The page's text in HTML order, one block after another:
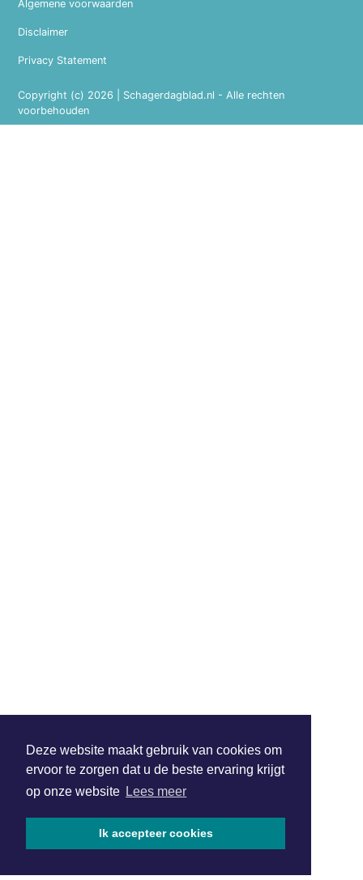
Deze website maakt gebruik van cookies om
ervoor te zorgen dat u de beste ervaring krijgt
op onze website Lees meer
Ik accepteer cookies
Copyright (c) 2026 | Schagerdagblad.nl - Alle rechten
voorbehouden
Algemene voorwaarden
Disclaimer
Privacy Statement